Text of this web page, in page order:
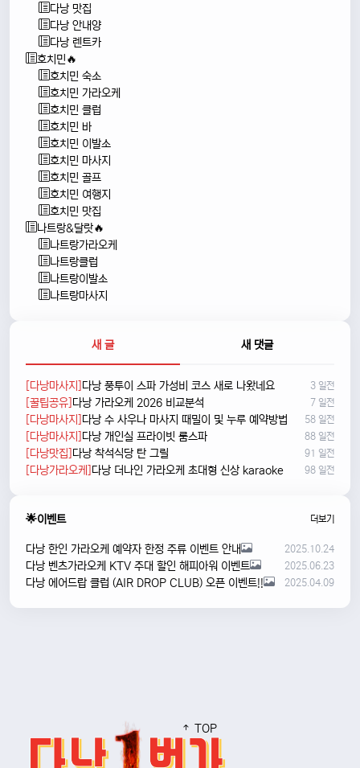
다낭 맛집
다낭 안내양
다낭 렌트카
호치민🔥
호치민 숙소
호치민 가라오케
호치민 클럽
호치민 바
호치민 이발소
호치민 마사지
호치민 골프
호치민 여행지
호치민 맛집
나트랑&달랏🔥
나트랑가라오케
나트랑클럽
나트랑이발소
나트랑마사지
새 글 새 댓글
[다낭마사지]다낭 풍투이 스파 가성비 코스 새로 나왔네요 3 일전
[꿀팁공유]다낭 가라오케 2026 비교분석 7 일전
[다낭마사지]다낭 수 사우나 마사지 때밀이 및 누루 예약방법 58 일전
[다낭마사지]다낭 개인실 프라이빗 룸스파 88 일전
[다낭맛집]다낭 착석식당 탄 그릴 91 일전
[다낭가라오케]다낭 더나인 가라오케 초대형 신상 karaoke 98 일전
🌟이벤트 더보기
다낭 한인 가라오케 예약자 한정 주류 이벤트 안내 2025.10.24
다낭 벤츠가라오케 KTV 주대 할인 해피아워 이벤트 2025.06.23
다낭 에어드랍 클럽 (AIR DROP CLUB) 오픈 이벤트!! 2025.04.09
TOP